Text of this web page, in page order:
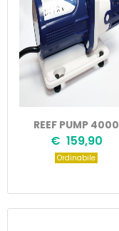
REEF PUMP 4000
€ 159,90
Ordinabile